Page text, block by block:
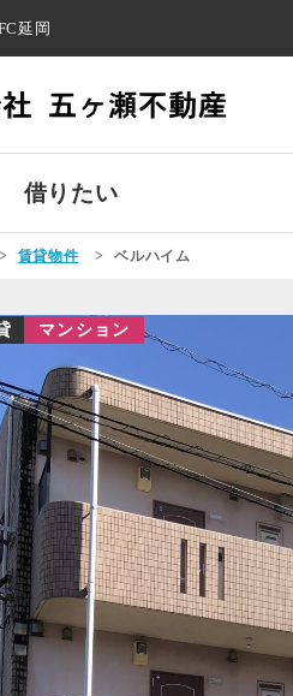
延岡
借りたい
> 賃貸物件 > ベルハイム
マンション